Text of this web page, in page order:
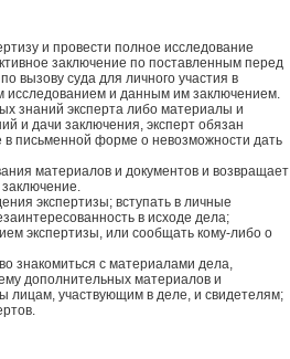
и провести полное исследование
заключение по поставленным перед
вызову суда для личного участия в
исследованием и данным им заключением.
знаний эксперта либо материалы и
и дачи заключения, эксперт обязан
в письменной форме о невозможности дать
материалов и документов и возвращает
экспертизы; вступать в личные
в исходе дела;
экспертизы, или сообщать кому-либо о
знакомиться с материалами дела,
дополнительных материалов и
лицам, участвующим в деле, и свидетелям;